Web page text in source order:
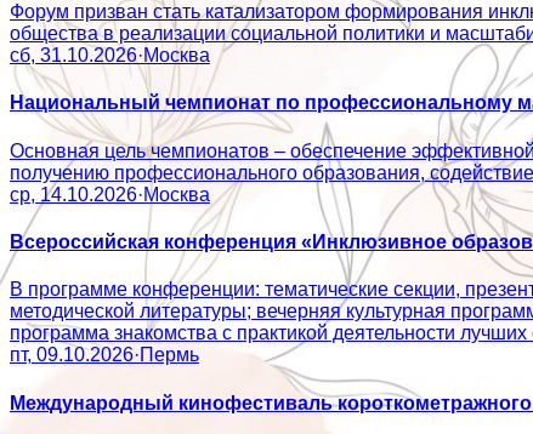
Форум призван стать катализатором формирования
общества в реализации социальной политики и
сб, 31.10.2026·Москва
Национальный чемпионат по профессиональному
Основная цель чемпионатов – обеспечение
получению профессионального образования,
ср, 14.10.2026·Москва
Всероссийская конференция «Инклюзивное
В программе конференции: тематические секции,
методической литературы; вечерняя культурная
программа знакомства с практикой деятельности
пт, 09.10.2026·Пермь
Международный кинофестиваль